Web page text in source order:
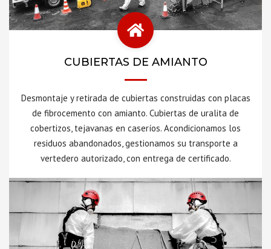
CUBIERTAS DE AMIANTO
Desmontaje y retirada de cubiertas construidas con placas
de fibrocemento con amianto. Cubiertas de uralita de
cobertizos, tejavanas en caseríos. Acondicionamos los
residuos abandonados, gestionamos su transporte a
vertedero autorizado, con entrega de certificado.